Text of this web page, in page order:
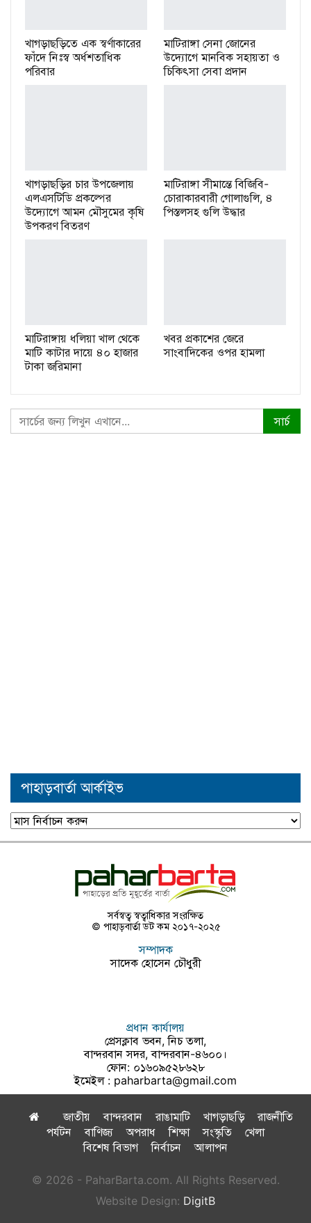
খাগড়াছড়িতে এক স্বর্ণাকারের
ফাঁদে নিঃস্ব অর্ধশতাধিক
পরিবার
মাটিরাঙ্গা সেনা জোনের
উদ্যোগে মানবিক সহায়তা ও
চিকিৎসা সেবা প্রদান
খাগড়াছড়ির চার উপজেলায়
এলএসটিডি প্রকল্পের
উদ্যোগে আমন মৌসুমের কৃষি
উপকরণ বিতরণ
মাটিরাঙ্গা সীমান্তে বিজিবি-
চোরাকারবারী গোলাগুলি, ৪
পিস্তলসহ গুলি উদ্ধার
মাটিরাঙ্গায় ধলিয়া খাল থেকে
মাটি কাটার দায়ে ৪০ হাজার
টাকা জরিমানা
খবর প্রকাশের জেরে
সাংবাদিকের ওপর হামলা
পাহাড়বার্তা আর্কাইভ
পাহাড়বার্তা
আর্কাইভ
সর্বস্বত্ব স্বত্বাধিকার সংরক্ষিত
© পাহাড়বার্তা ডট কম ২০১৭-২০২৫
সম্পাদক
সাদেক হোসেন চৌধুরী
প্রধান কার্যালয়
প্রেসক্লাব ভবন, নিচ তলা,
বান্দরবান সদর, বান্দরবান-৪৬০০।
ফোন: ০১৬০৯৫২৮৬২৮
ইমেইল : paharbarta@gmail.com
জাতীয় বান্দরবান রাঙামাটি খাগড়াছড়ি
রাজনীতি
পর্যটন
বাণিজ্য অপরাধ শিক্ষা সংস্কৃতি
খেলা
বিশেষ বিভাগ
নির্বাচন আলাপন
© 2026 - PaharBarta.com. All Rights Reserved.
Website Design: DigitB